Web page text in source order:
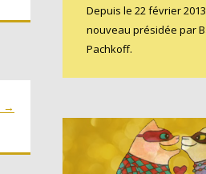
→
Depuis le 22 février
nouveau présidée par
Pachkoff.